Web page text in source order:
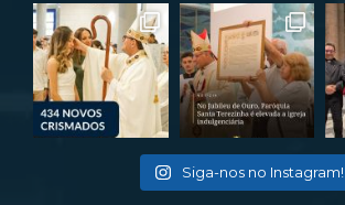
Siga-nos no Instagram!